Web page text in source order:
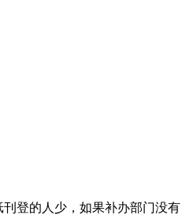
登的人少，如果补办部门没有